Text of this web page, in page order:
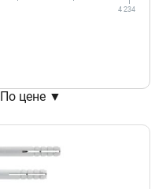
4 234
По цене ▼